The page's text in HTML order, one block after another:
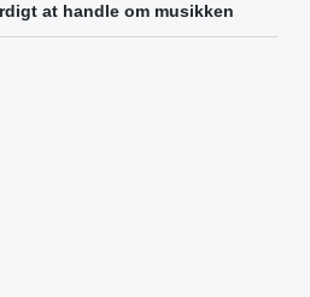
at handle om musikken